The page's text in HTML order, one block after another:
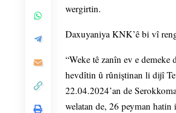
wergirtin.
Daxuyaniya KNK’ê bi vî
“Weke tê zanîn ev e demeke
hevdîtin û rûniştinan li dijî
22.04.2024’an de
welatan de, 26 peyman